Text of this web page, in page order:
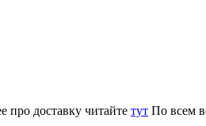
про доставку читайте тут По всем